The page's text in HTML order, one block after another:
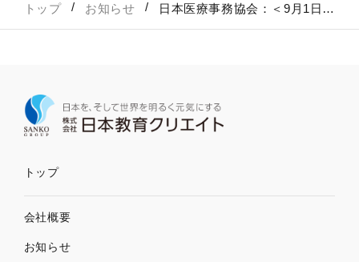
トップ お知らせ 日本医療事務協会：＜9月1日開始＞医療事務＆調剤薬局事務講座 20％OFFキャンペーン
トップ
会社概要
お知らせ